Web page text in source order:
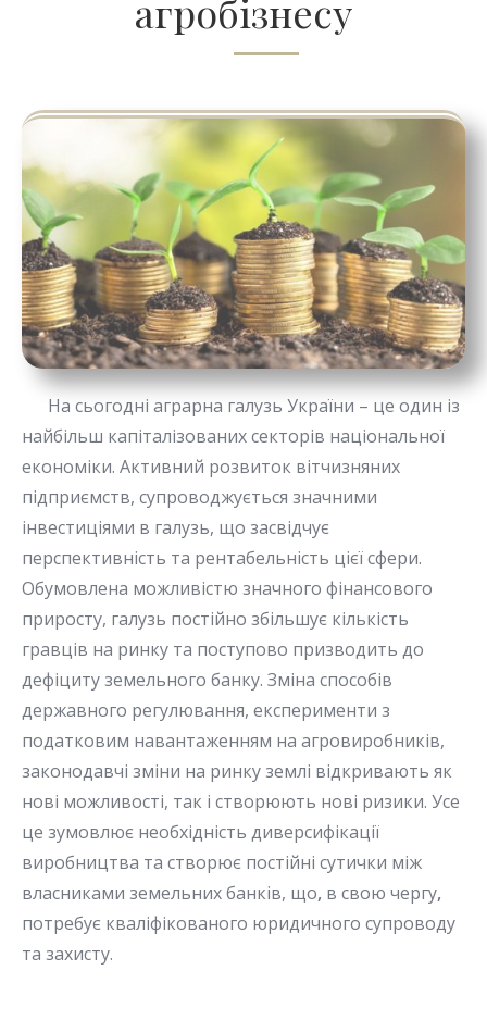
агробізнесу
На сьогодні аграрна галузь України – це один із
найбільш капіталізованих секторів національної
економіки. Активний розвиток вітчизняних
підприємств, супроводжується значними
інвестиціями в галузь, що засвідчує
перспективність та рентабельність цієї сфери.
Обумовлена можливістю значного фінансового
приросту, галузь постійно збільшує кількість
гравців на ринку та поступово призводить до
дефіциту земельного банку. Зміна способів
державного регулювання, експерименти з
податковим навантаженням на агровиробників,
законодавчі зміни на ринку землі відкривають як
нові можливості, так і створюють нові ризики. Усе
це зумовлює необхідність диверсифікації
виробництва та створює постійні сутички між
власниками земельних банків, що, в свою чергу,
потребує кваліфікованого юридичного супроводу
та захисту.